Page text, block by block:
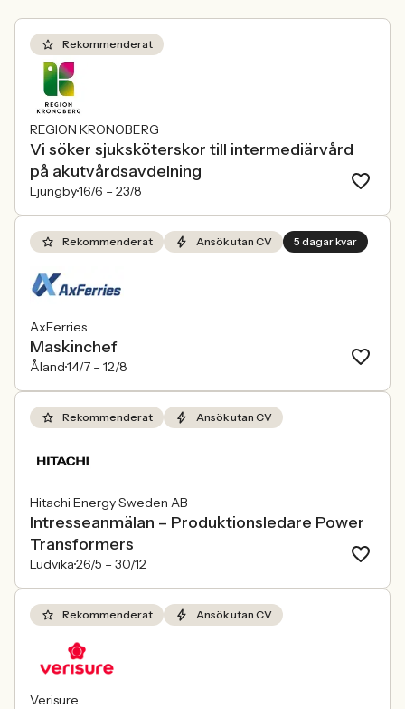
Rekommenderat
REGION KRONOBERG
Vi söker sjuksköterskor till intermediärvård
på akutvårdsavdelning
Ljungby16/6 – 23/8
Rekommenderat Ansök utan CV 5 dagar kvar
AxFerries
Maskinchef
Åland14/7 – 12/8
Rekommenderat Ansök utan CV
Hitachi Energy Sweden AB
Intresseanmälan – Produktionsledare Power
Transformers
Ludvika26/5 – 30/12
Rekommenderat Ansök utan CV
Verisure